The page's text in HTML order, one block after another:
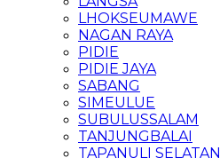
LHOKSEUMAWE
NAGAN RAYA
PIDIE
PIDIE JAYA
SABANG
SIMEULUE
SUBULUSSALAM
TANJUNGBALAI
TAPANULI SELATAN